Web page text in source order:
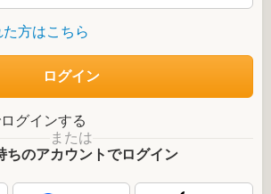
方はこちら
グインする
または
ちのアカウントでログイン